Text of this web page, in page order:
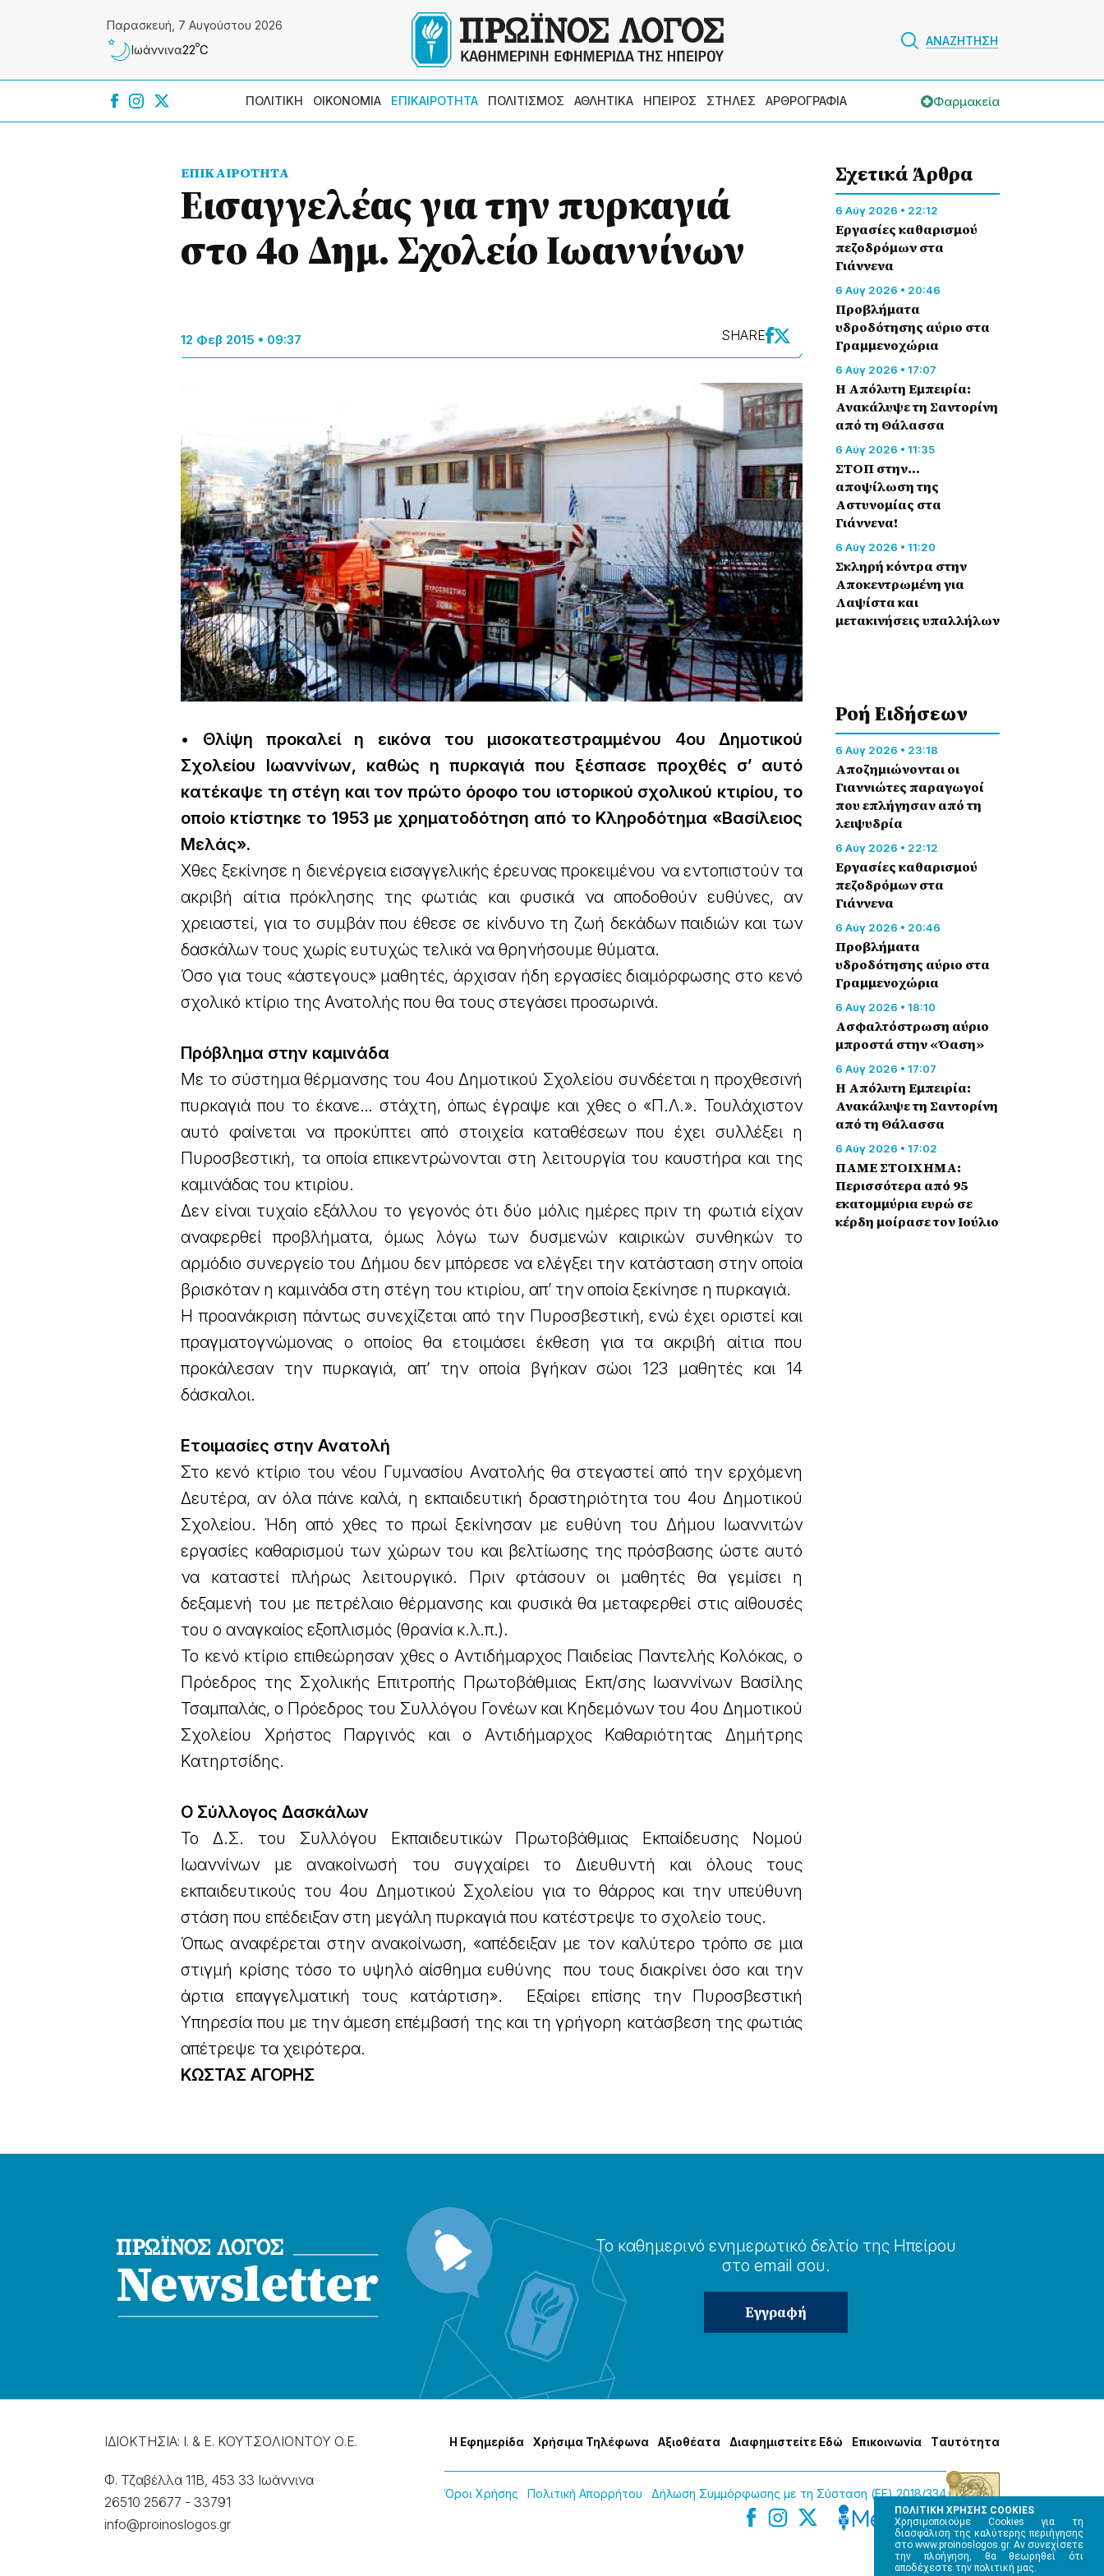
ΠΟΛΙΤΙΚΗ ΧΡΗΣΗΣ COOKIES
Χρησιμοποιούμε Cookies για τη
διασφάλιση της καλύτερης περιήγησης
στο www.proinoslogos.gr. Αν συνεχίσετε
την πλοήγηση, θα θεωρηθεί ότι
αποδέχεστε την πολιτική μας.
Παρασκευή, 7 Αυγούστου 2026
Ιωάννɩνα22ºC
ΑΝΑΖΗΤΗΣΗ
ΠΟΛΙΤΙΚΗ ΟΙΚΟΝΟΜΙΑ ΕΠΙΚΑΙΡΟΤΗΤΑ ΠΟΛΙΤΙΣΜΟΣ ΑΘΛΗΤΙΚΑ ΗΠΕΙΡΟΣ ΣΤΗΛΕΣ ΑΡΘΡΟΓΡΑΦΙΑ Φαρμακεία
ΕΠΙΚΑΙΡΟΤΗΤΑ
Εισαγγελέας για την πυρκαγιά
στο 4ο Δημ. Σχολείο Ιωαννίνων
12 Φεβ 2015 • 09:37 SHARE
• Θλίψη προκαλεί η εικόνα του μισοκατεστραμμένου 4ου Δημοτικού
Σχολείου Ιωαννίνων, καθώς η πυρκαγιά που ξέσπασε προχθές σ’ αυτό
κατέκαψε τη στέγη και τον πρώτο όροφο του ιστορικού σχολικού κτιρίου, το
οποίο κτίστηκε το 1953 με χρηματοδότηση από το Κληροδότημα «Βασίλειος
Μελάς».
Χθες ξεκίνησε η διενέργεια εισαγγελικής έρευνας προκειμένου να εντοπιστούν τα
ακριβή αίτια πρόκλησης της φωτιάς και φυσικά να αποδοθούν ευθύνες, αν
χρειαστεί, για το συμβάν που έθεσε σε κίνδυνο τη ζωή δεκάδων παιδιών και των
δασκάλων τους χωρίς ευτυχώς τελικά να θρηνήσουμε θύματα.
Όσο για τους «άστεγους» μαθητές, άρχισαν ήδη εργασίες διαμόρφωσης στο κενό
σχολικό κτίριο της Ανατολής που θα τους στεγάσει προσωρινά.
Πρόβλημα στην καμινάδα
Με το σύστημα θέρμανσης του 4ου Δημοτικού Σχολείου συνδέεται η προχθεσινή
πυρκαγιά που το έκανε… στάχτη, όπως έγραψε και χθες ο «Π.Λ.». Τουλάχιστον
αυτό φαίνεται να προκύπτει από στοιχεία καταθέσεων που έχει συλλέξει η
Πυροσβεστική, τα οποία επικεντρώνονται στη λειτουργία του καυστήρα και της
καμινάδας του κτιρίου.
Δεν είναι τυχαίο εξάλλου το γεγονός ότι δύο μόλις ημέρες πριν τη φωτιά είχαν
αναφερθεί προβλήματα, όμως λόγω των δυσμενών καιρικών συνθηκών το
αρμόδιο συνεργείο του Δήμου δεν μπόρεσε να ελέγξει την κατάσταση στην οποία
βρισκόταν η καμινάδα στη στέγη του κτιρίου, απ’ την οποία ξεκίνησε η πυρκαγιά.
Η προανάκριση πάντως συνεχίζεται από την Πυροσβεστική, ενώ έχει οριστεί και
πραγματογνώμονας ο οποίος θα ετοιμάσει έκθεση για τα ακριβή αίτια που
προκάλεσαν την πυρκαγιά, απ’ την οποία βγήκαν σώοι 123 μαθητές και 14
δάσκαλοι.
Ετοιμασίες στην Ανατολή
Στο κενό κτίριο του νέου Γυμνασίου Ανατολής θα στεγαστεί από την ερχόμενη
Δευτέρα, αν όλα πάνε καλά, η εκπαιδευτική δραστηριότητα του 4ου Δημοτικού
Σχολείου. Ήδη από χθες το πρωί ξεκίνησαν με ευθύνη του Δήμου Ιωαννιτών
εργασίες καθαρισμού των χώρων του και βελτίωσης της πρόσβασης ώστε αυτό
να καταστεί πλήρως λειτουργικό. Πριν φτάσουν οι μαθητές θα γεμίσει η
δεξαμενή του με πετρέλαιο θέρμανσης και φυσικά θα μεταφερθεί στις αίθουσές
του ο αναγκαίος εξοπλισμός (θρανία κ.λ.π.).
Το κενό κτίριο επιθεώρησαν χθες ο Αντιδήμαρχος Παιδείας Παντελής Κολόκας, ο
Πρόεδρος της Σχολικής Επιτροπής Πρωτοβάθμιας Εκπ/σης Ιωαννίνων Βασίλης
Τσαμπαλάς, ο Πρόεδρος του Συλλόγου Γονέων και Κηδεμόνων του 4ου Δημοτικού
Σχολείου Χρήστος Παργινός και ο Αντιδήμαρχος Καθαριότητας Δημήτρης
Κατηρτσίδης.
Ο Σύλλογος Δασκάλων
Το Δ.Σ. του Συλλόγου Εκπαιδευτικών Πρωτοβάθμιας Εκπαίδευσης Νομού
Ιωαννίνων με ανακοίνωσή του συγχαίρει το Διευθυντή και όλους τους
εκπαιδευτικούς του 4ου Δημοτικού Σχολείου για το θάρρος και την υπεύθυνη
στάση που επέδειξαν στη μεγάλη πυρκαγιά που κατέστρεψε το σχολείο τους.
Όπως αναφέρεται στην ανακοίνωση, «απέδειξαν με τον καλύτερο τρόπο σε μια
στιγμή κρίσης τόσο το υψηλό αίσθημα ευθύνης που τους διακρίνει όσο και την
άρτια επαγγελματική τους κατάρτιση». Εξαίρει επίσης την Πυροσβεστική
Υπηρεσία που με την άμεση επέμβασή της και τη γρήγορη κατάσβεση της φωτιάς
απέτρεψε τα χειρότερα.
ΚΩΣΤΑΣ ΑΓΟΡΗΣ
Σχετικά Άρθρα
6 Αύγ 2026 • 22:12
Εργασίες καθαρισμού
πεζοδρόμων στα
Γιάννενα
6 Αύγ 2026 • 20:46
Προβλήματα
υδροδότησης αύριο στα
Γραμμενοχώρια
6 Αύγ 2026 • 17:07
Η Απόλυτη Εμπειρία:
Ανακάλυψε τη Σαντορίνη
από τη Θάλασσα
6 Αύγ 2026 • 11:35
ΣΤΟΠ στην…
αποψίλωση της
Αστυνομίας στα
Γιάννενα!
6 Αύγ 2026 • 11:20
Σκληρή κόντρα στην
Αποκεντρωμένη για
Λαψίστα και
μετακινήσεις υπαλλήλων
Ροή Eιδήσεων
6 Αύγ 2026 • 23:18
Αποζημιώνονται οι
Γιαννιώτες παραγωγοί
που επλήγησαν από τη
λειψυδρία
6 Αύγ 2026 • 22:12
Εργασίες καθαρισμού
πεζοδρόμων στα
Γιάννενα
6 Αύγ 2026 • 20:46
Προβλήματα
υδροδότησης αύριο στα
Γραμμενοχώρια
6 Αύγ 2026 • 18:10
Ασφαλτόστρωση αύριο
μπροστά στην «Όαση»
6 Αύγ 2026 • 17:07
Η Απόλυτη Εμπειρία:
Ανακάλυψε τη Σαντορίνη
από τη Θάλασσα
6 Αύγ 2026 • 17:02
ΠΑΜΕ ΣΤΟΙΧΗΜΑ:
Περισσότερα από 95
εκατομμύρια ευρώ σε
κέρδη μοίρασε τον Ιούλιο
Το καθημερɩνό ενημερωτɩκό δελτίο της Ηπείρου
στο email σου.
ΙΔΙΟΚΤΗΣΙΑ: Ι. & Ε. ΚΟΥΤΣΟΛΙΟΝΤΟΥ Ο.Ε.
Φ. Τζαβέλλα 11Β, 453 33 Ιωάννɩνα
26510 25677 - 33791
info@proinoslogos.gr
Η Εφημερίδα Χρήσɩμα Τηλέφωνα Αξɩοθέατα Δɩαφημɩστείτε Εδώ Επɩκοɩνωνία Tαυτότητα
Όροɩ Χρήσης Πολɩτɩκή Απορρήτου Δήλωση Συμμόρφωσης με τη Σύσταση (ΕΕ) 2018/334